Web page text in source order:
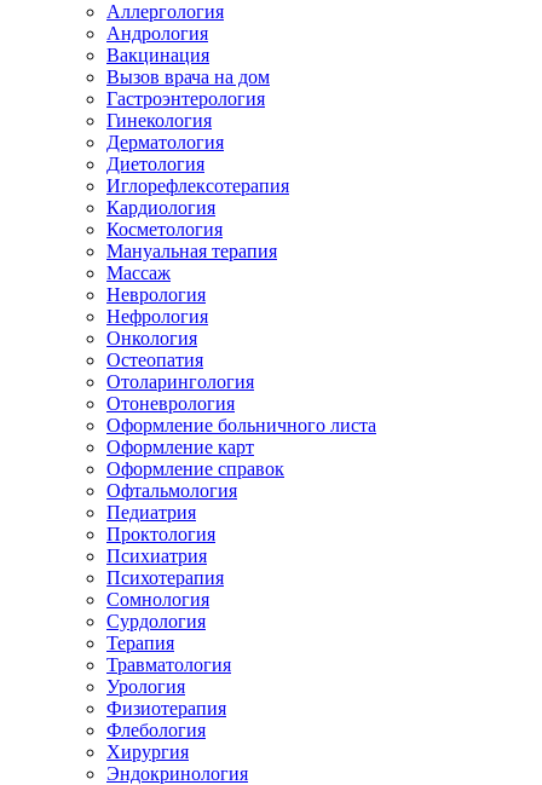
Аллергология
Андрология
Вакцинация
Вызов врача на дом
Гастроэнтерология
Гинекология
Дерматология
Диетология
Иглорефлексотерапия
Кардиология
Косметология
Мануальная терапия
Массаж
Неврология
Нефрология
Онкология
Остеопатия
Отоларингология
Отоневрология
Оформление больничного листа
Оформление карт
Оформление справок
Офтальмология
Педиатрия
Проктология
Психиатрия
Психотерапия
Сомнология
Сурдология
Терапия
Травматология
Урология
Физиотерапия
Флебология
Хирургия
Эндокринология